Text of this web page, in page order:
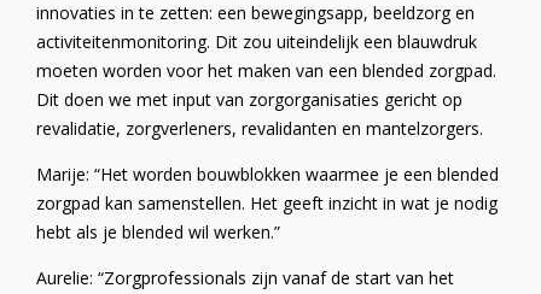
innovaties in te zetten: een bewegingsapp, beeldzorg en
activiteitenmonitoring. Dit zou uiteindelijk een blauwdruk
moeten worden voor het maken van een blended zorgpad.
Dit doen we met input van zorgorganisaties gericht op
revalidatie, zorgverleners, revalidanten en mantelzorgers.
Marije: “Het worden bouwblokken waarmee je een blended
zorgpad kan samenstellen. Het geeft inzicht in wat je nodig
hebt als je blended wil werken.”
Aurelie: “Zorgprofessionals zijn vanaf de start van het